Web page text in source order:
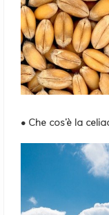
• Che cos’è la